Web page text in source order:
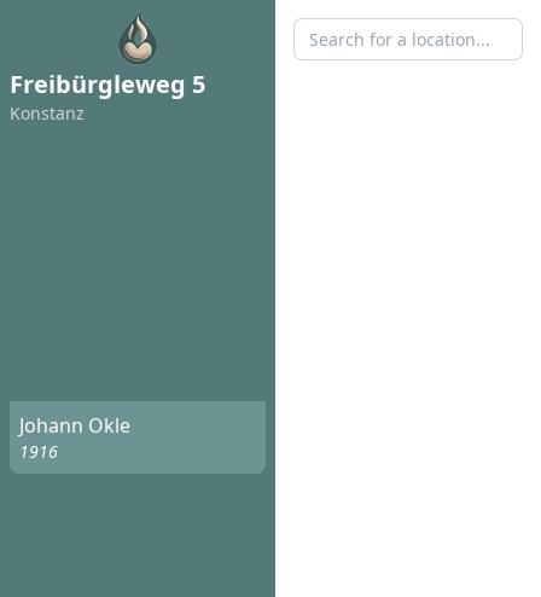
Freibürgleweg 5
Konstanz
Johann Okle
1916